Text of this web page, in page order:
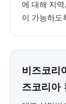
에 대해 지
이 가능하도
비즈코리
즈코리아